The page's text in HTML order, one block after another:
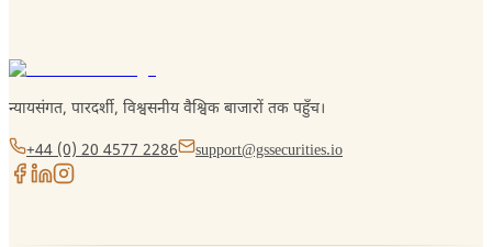
न्यायसंगत, पारदर्शी, विश्वसनीय वैश्विक बाजारों तक पहुँच।
+44 (0) 20 4577 2286
support@gssecurities.io